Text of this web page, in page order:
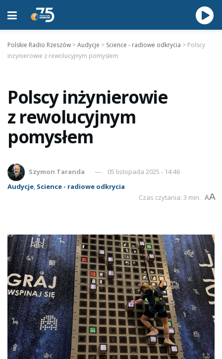
Polskie Radio Rzeszów >Audycje > Science - radiowe odkrycia > Polscy
inżynierowie z rewolucyjnym pomysłem
Polscy inżynierowie
z rewolucyjnym
pomysłem
Szymon Taranda
05 listopada 2025 - 14:46
Audycje, Science - radiowe odkrycia
Czas czytania: 3 min. AA